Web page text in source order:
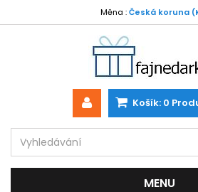
Měna : Česká koruna
Košík: 0
MENU